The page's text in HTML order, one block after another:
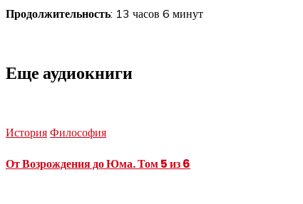
Продолжительность: 13 часов 6 минут
Еще аудиокниги
История Философия
От Возрождения до Юма. Том 5 из 6